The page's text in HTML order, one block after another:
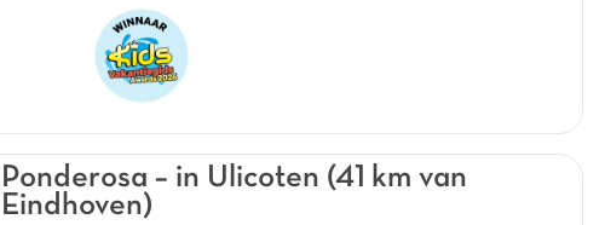
Ponderosa – in Ulicoten (41 km van
Eindhoven)